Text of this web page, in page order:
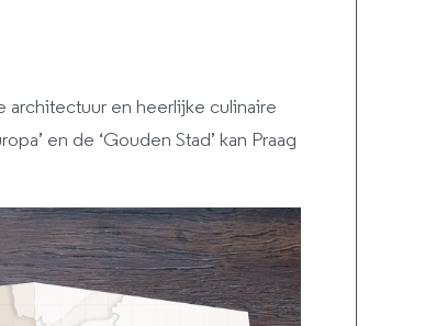
architectuur en heerlijke culinaire
en de ‘Gouden Stad’ kan Praag